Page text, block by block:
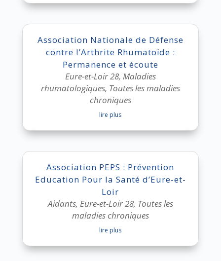
Association Nationale de Défense
contre l’Arthrite Rhumatoïde :
Permanence et écoute
Eure-et-Loir 28, Maladies
rhumatologiques, Toutes les maladies
chroniques
lire plus
Association PEPS : Prévention
Education Pour la Santé d’Eure-et-
Loir
Aidants, Eure-et-Loir 28, Toutes les
maladies chroniques
lire plus